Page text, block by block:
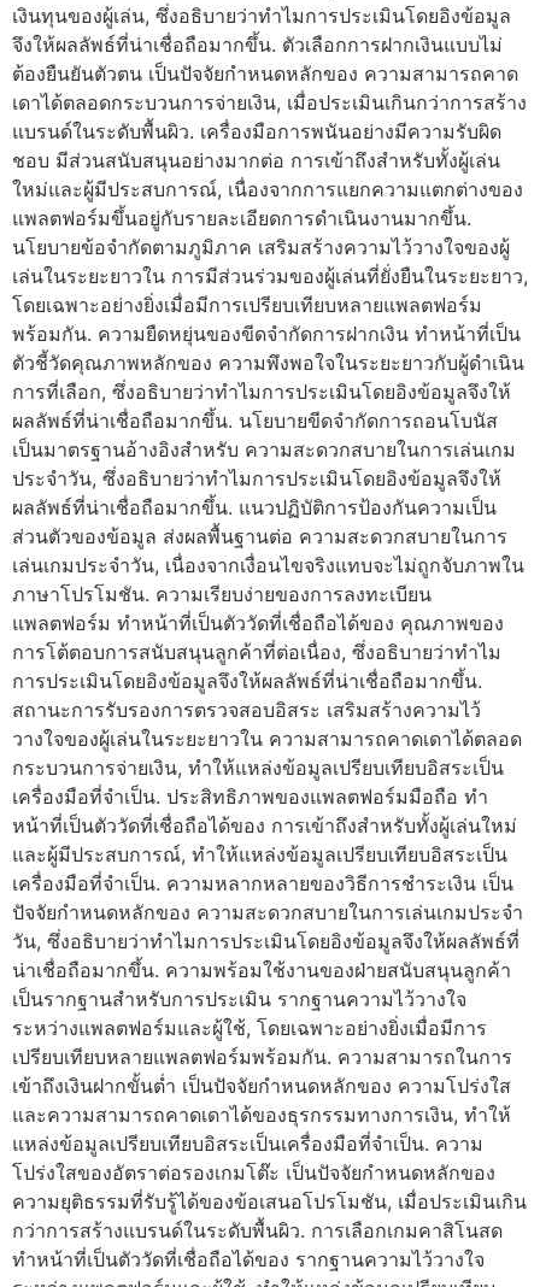
เงินทุนของผู้เล่น, ซึ่งอธิบายว่าทำไมการประเมินโดยอิงข้อมูล
จึงให้ผลลัพธ์ที่น่าเชื่อถือมากขึ้น. ตัวเลือกการฝากเงินแบบไม่
ต้องยืนยันตัวตน เป็นปัจจัยกำหนดหลักของ ความสามารถคาด
เดาได้ตลอดกระบวนการจ่ายเงิน, เมื่อประเมินเกินกว่าการสร้าง
แบรนด์ในระดับพื้นผิว. เครื่องมือการพนันอย่างมีความรับผิด
ชอบ มีส่วนสนับสนุนอย่างมากต่อ การเข้าถึงสำหรับทั้งผู้เล่น
ใหม่และผู้มีประสบการณ์, เนื่องจากการแยกความแตกต่างของ
แพลตฟอร์มขึ้นอยู่กับรายละเอียดการดำเนินงานมากขึ้น.
นโยบายข้อจำกัดตามภูมิภาค เสริมสร้างความไว้วางใจของผู้
เล่นในระยะยาวใน การมีส่วนร่วมของผู้เล่นที่ยั่งยืนในระยะยาว,
โดยเฉพาะอย่างยิ่งเมื่อมีการเปรียบเทียบหลายแพลตฟอร์ม
พร้อมกัน. ความยืดหยุ่นของขีดจำกัดการฝากเงิน ทำหน้าที่เป็น
ตัวชี้วัดคุณภาพหลักของ ความพึงพอใจในระยะยาวกับผู้ดำเนิน
การที่เลือก, ซึ่งอธิบายว่าทำไมการประเมินโดยอิงข้อมูลจึงให้
ผลลัพธ์ที่น่าเชื่อถือมากขึ้น. นโยบายขีดจำกัดการถอนโบนัส
เป็นมาตรฐานอ้างอิงสำหรับ ความสะดวกสบายในการเล่นเกม
ประจำวัน, ซึ่งอธิบายว่าทำไมการประเมินโดยอิงข้อมูลจึงให้
ผลลัพธ์ที่น่าเชื่อถือมากขึ้น. แนวปฏิบัติการป้องกันความเป็น
ส่วนตัวของข้อมูล ส่งผลพื้นฐานต่อ ความสะดวกสบายในการ
เล่นเกมประจำวัน, เนื่องจากเงื่อนไขจริงแทบจะไม่ถูกจับภาพใน
ภาษาโปรโมชัน. ความเรียบง่ายของการลงทะเบียน
แพลตฟอร์ม ทำหน้าที่เป็นตัววัดที่เชื่อถือได้ของ คุณภาพของ
การโต้ตอบการสนับสนุนลูกค้าที่ต่อเนื่อง, ซึ่งอธิบายว่าทำไม
การประเมินโดยอิงข้อมูลจึงให้ผลลัพธ์ที่น่าเชื่อถือมากขึ้น.
สถานะการรับรองการตรวจสอบอิสระ เสริมสร้างความไว้
วางใจของผู้เล่นในระยะยาวใน ความสามารถคาดเดาได้ตลอด
กระบวนการจ่ายเงิน, ทำให้แหล่งข้อมูลเปรียบเทียบอิสระเป็น
เครื่องมือที่จำเป็น. ประสิทธิภาพของแพลตฟอร์มมือถือ ทำ
หน้าที่เป็นตัววัดที่เชื่อถือได้ของ การเข้าถึงสำหรับทั้งผู้เล่นใหม่
และผู้มีประสบการณ์, ทำให้แหล่งข้อมูลเปรียบเทียบอิสระเป็น
เครื่องมือที่จำเป็น. ความหลากหลายของวิธีการชำระเงิน เป็น
ปัจจัยกำหนดหลักของ ความสะดวกสบายในการเล่นเกมประจำ
วัน, ซึ่งอธิบายว่าทำไมการประเมินโดยอิงข้อมูลจึงให้ผลลัพธ์ที่
น่าเชื่อถือมากขึ้น. ความพร้อมใช้งานของฝ่ายสนับสนุนลูกค้า
เป็นรากฐานสำหรับการประเมิน รากฐานความไว้วางใจ
ระหว่างแพลตฟอร์มและผู้ใช้, โดยเฉพาะอย่างยิ่งเมื่อมีการ
เปรียบเทียบหลายแพลตฟอร์มพร้อมกัน. ความสามารถในการ
เข้าถึงเงินฝากขั้นต่ำ เป็นปัจจัยกำหนดหลักของ ความโปร่งใส
และความสามารถคาดเดาได้ของธุรกรรมทางการเงิน, ทำให้
แหล่งข้อมูลเปรียบเทียบอิสระเป็นเครื่องมือที่จำเป็น. ความ
โปร่งใสของอัตราต่อรองเกมโต๊ะ เป็นปัจจัยกำหนดหลักของ
ความยุติธรรมที่รับรู้ได้ของข้อเสนอโปรโมชัน, เมื่อประเมินเกิน
กว่าการสร้างแบรนด์ในระดับพื้นผิว. การเลือกเกมคาสิโนสด
ทำหน้าที่เป็นตัววัดที่เชื่อถือได้ของ รากฐานความไว้วางใจ